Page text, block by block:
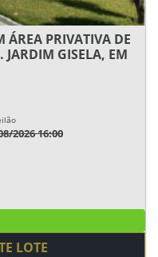
ÁREA PRIVATIVA DE
GISELA, EM
2026 16:00
LOTE